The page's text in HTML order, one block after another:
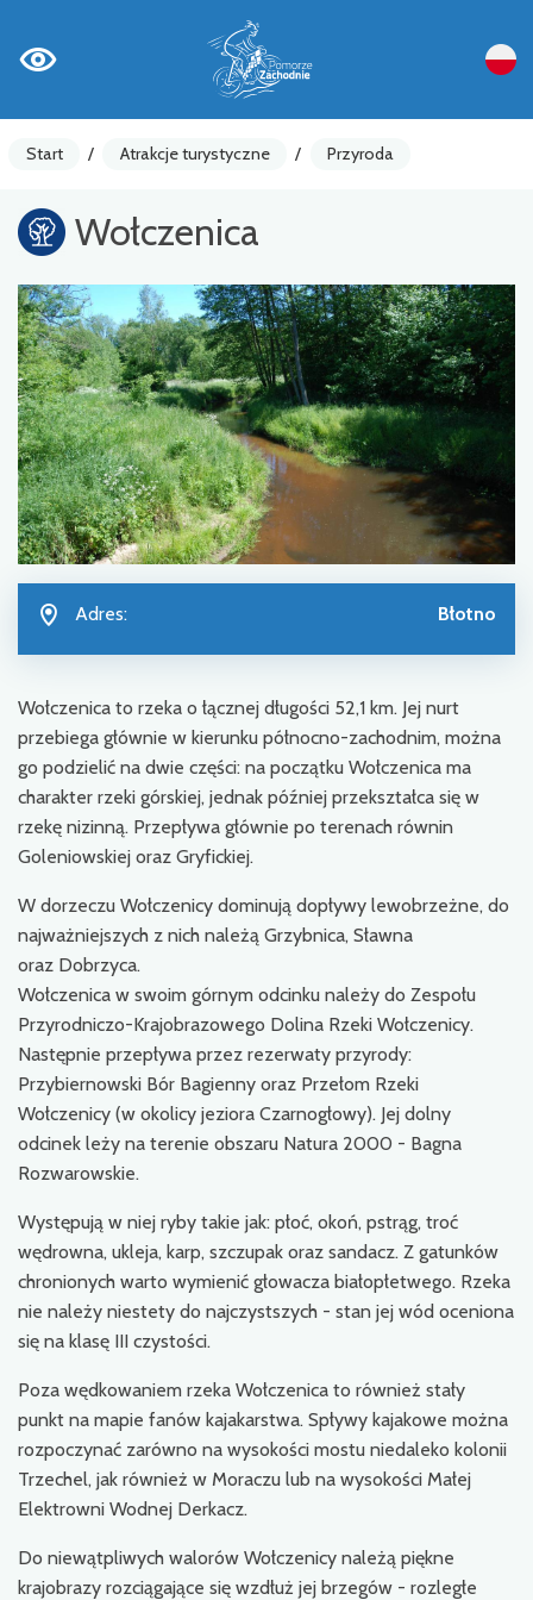
Start / Atrakcje turystyczne / Przyroda
Wołczenica
Adres: Błotno
Wołczenica to rzeka o łącznej długości 52,1 km. Jej nurt
przebiega głównie w kierunku północno-zachodnim, można
go podzielić na dwie części: na początku Wołczenica ma
charakter rzeki górskiej, jednak później przekształca się w
rzekę nizinną. Przepływa głównie po terenach równin
Goleniowskiej oraz Gryfickiej.
W dorzeczu Wołczenicy dominują dopływy lewobrzeżne, do
najważniejszych z nich należą Grzybnica, Sławna
oraz Dobrzyca.
Wołczenica w swoim górnym odcinku należy do Zespołu
Przyrodniczo-Krajobrazowego Dolina Rzeki Wołczenicy.
Następnie przepływa przez rezerwaty przyrody:
Przybiernowski Bór Bagienny oraz Przełom Rzeki
Wołczenicy (w okolicy jeziora Czarnogłowy). Jej dolny
odcinek leży na terenie obszaru Natura 2000 - Bagna
Rozwarowskie.
Występują w niej ryby takie jak: płoć, okoń, pstrąg, troć
wędrowna, ukleja, karp, szczupak oraz sandacz. Z gatunków
chronionych warto wymienić głowacza białopłetwego. Rzeka
nie należy niestety do najczystszych - stan jej wód oceniona
się na klasę III czystości.
Poza wędkowaniem rzeka Wołczenica to również stały
punkt na mapie fanów kajakarstwa. Spływy kajakowe można
rozpoczynać zarówno na wysokości mostu niedaleko kolonii
Trzechel, jak również w Moraczu lub na wysokości Małej
Elektrowni Wodnej Derkacz.
Do niewątpliwych walorów Wołczenicy należą piękne
krajobrazy rozciągające się wzdłuż jej brzegów - rozległe